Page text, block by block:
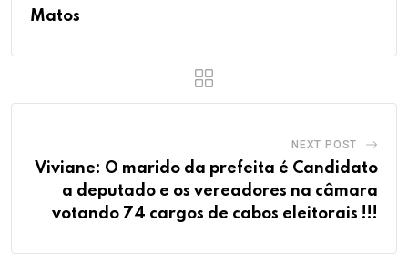
Matos
NEXT POST
Viviane: O marido da prefeita é Candidato
a deputado e os vereadores na câmara
votando 74 cargos de cabos eleitorais !!!